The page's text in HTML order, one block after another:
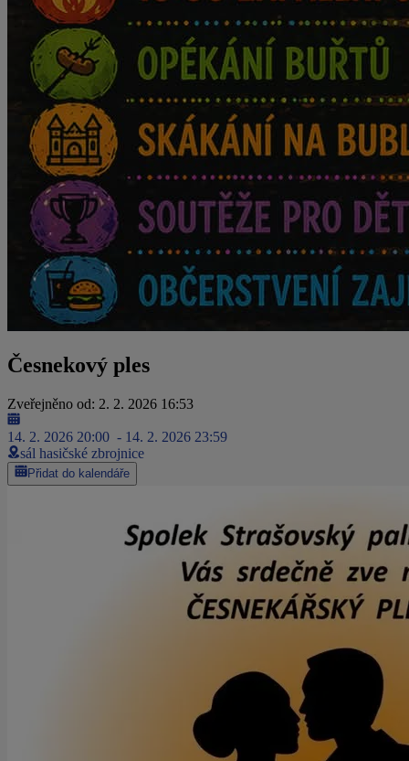
Česnekový ples
Zveřejněno od: 2. 2. 2026 16:53
14. 2. 2026 20:00 - 14. 2. 2026 23:59
sál hasičské zbrojnice
Přidat do kalendáře